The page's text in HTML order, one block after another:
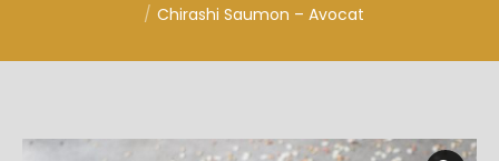
Chirashi Saumon – Avocat